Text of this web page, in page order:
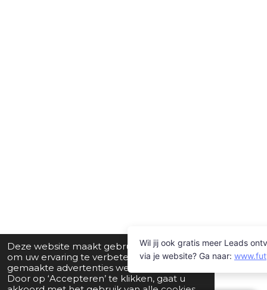
Deze website maakt gebruik van cookies
om uw ervaring te verbeteren en op maat
gemaakte advertenties weer te geven.
Door op ‘Accepteren’ te klikken, gaat u